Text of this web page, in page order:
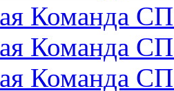
Команда
Команда
Команда